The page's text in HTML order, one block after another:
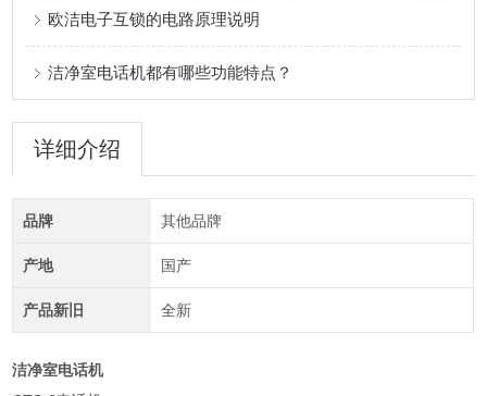
欧洁电子互锁的电路原理说明
洁净室电话机都有哪些功能特点？
详细介绍
品牌 其他品牌
产地 国产
产品新旧 全新
洁净室电话机